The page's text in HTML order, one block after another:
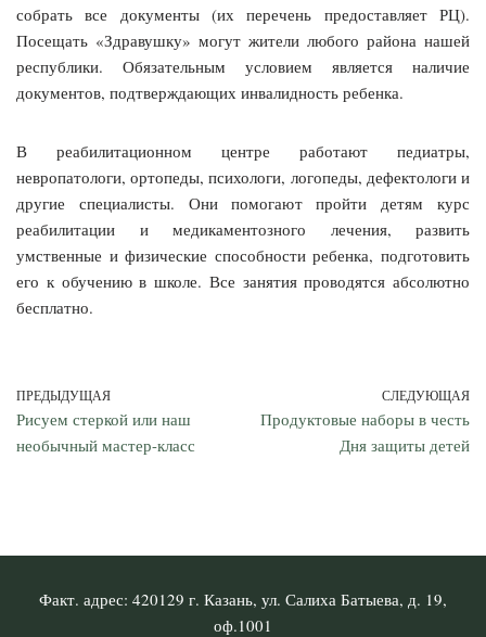
собрать все документы (их перечень предоставляет РЦ).
Посещать «Здравушку» могут жители любого района нашей
республики. Обязательным условием является наличие
документов, подтверждающих инвалидность ребенка.
В реабилитационном центре работают педиатры,
невропатологи, ортопеды, психологи, логопеды, дефектологи и
другие специалисты. Они помогают пройти детям курс
реабилитации и медикаментозного лечения, развить
умственные и физические способности ребенка, подготовить
его к обучению в школе. Все занятия проводятся абсолютно
бесплатно.
ПРЕДЫДУЩАЯ
Рисуем стеркой или наш
необычный мастер-класс
СЛЕДУЮЩАЯ
Продуктовые наборы в честь
Дня защиты детей
Факт. адрес: 420129 г. Казань, ул. Салиха Батыева, д. 19,
оф.1001